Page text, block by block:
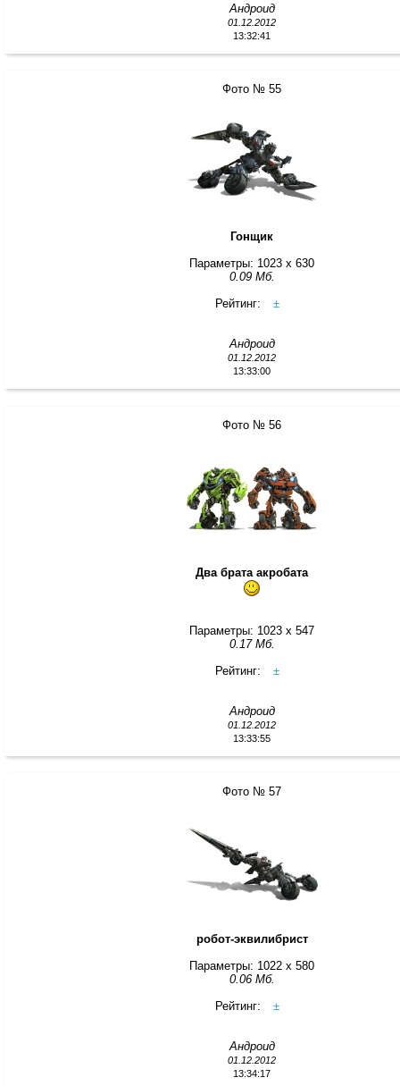
Андроид
01.12.2012
13:32:41
Фото № 55
Гонщик
Параметры: 1023 x 630
0.09 Мб.
Рейтинг:
±
Андроид
01.12.2012
13:33:00
Фото № 56
Два брата акробата
Параметры: 1023 x 547
0.17 Мб.
Рейтинг:
±
Андроид
01.12.2012
13:33:55
Фото № 57
робот-эквилибрист
Параметры: 1022 x 580
0.06 Мб.
Рейтинг:
±
Андроид
01.12.2012
13:34:17